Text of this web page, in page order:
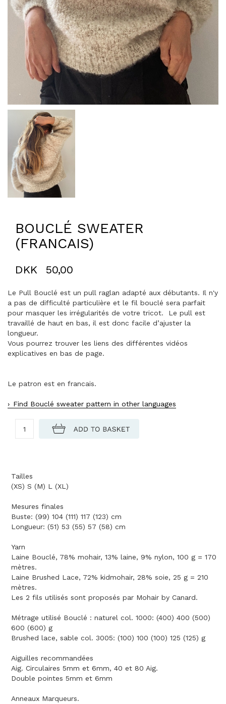
BOUCLÉ SWEATER
(FRANCAIS)
DKK 50,00
Le Pull Bouclé est un pull raglan adapté aux débutants. Il n'y
a pas de difficulté particulière et le fil bouclé sera parfait
pour masquer les irrégularités de votre tricot. Le pull est
travaillé de haut en bas, il est donc facile d’ajuster la
longueur.
Vous pourrez trouver les liens des différentes vidéos
explicatives en bas de page.
Le patron est en francais.
Find Bouclé sweater pattern in other languages
Tailles
(XS) S (M) L (XL)
Mesures finales
Buste: (99) 104 (111) 117 (123) cm
Longueur: (51) 53 (55) 57 (58) cm
Yarn
Laine Bouclé, 78% mohair, 13% laine, 9% nylon, 100 g = 170
mètres.
Laine Brushed Lace, 72% kidmohair, 28% soie, 25 g = 210
mètres.
Les 2 fils utilisés sont proposés par Mohair by Canard.
Métrage utilisé Bouclé : naturel col. 1000: (400) 400 (500)
600 (600) g
Brushed lace, sable col. 3005: (100) 100 (100) 125 (125) g
Aiguilles recommandées
Aig. Circulaires 5mm et 6mm, 40 et 80 Aig.
Double pointes 5mm et 6mm
Anneaux Marqueurs.